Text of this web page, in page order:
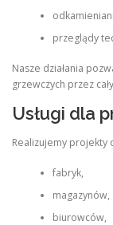
przeglądy
Nasze działania
grzewczych przez
Usługi dla
Realizujemy projekty
fabryk,
magazynów,
biurowców,